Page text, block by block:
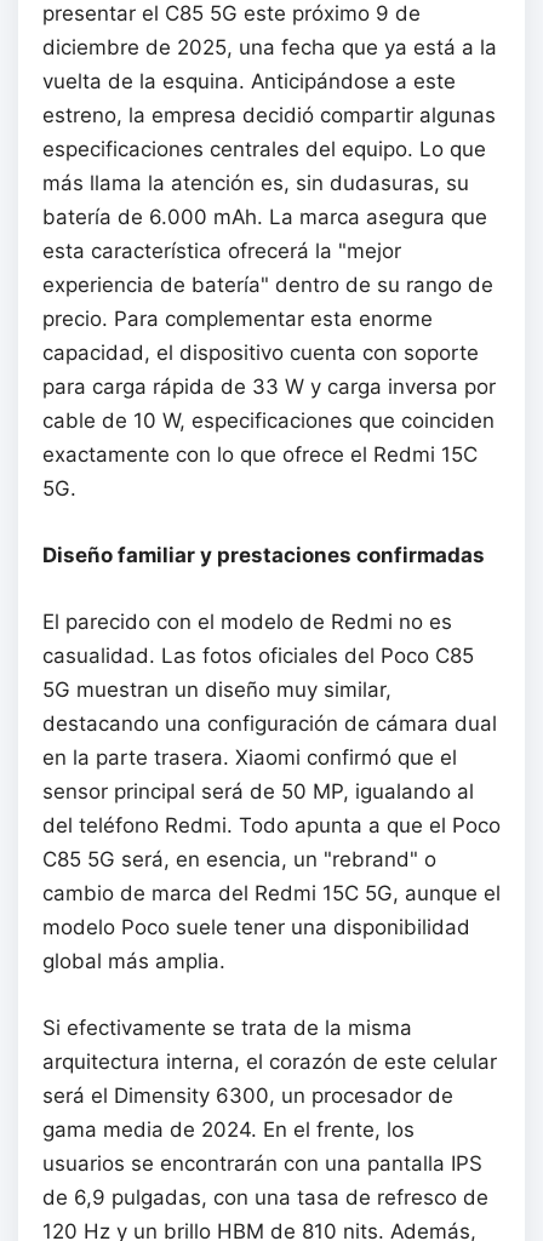
presentar el C85 5G este próximo 9 de
diciembre de 2025, una fecha que ya está a la
vuelta de la esquina. Anticipándose a este
estreno, la empresa decidió compartir algunas
especificaciones centrales del equipo. Lo que
más llama la atención es, sin dudasuras, su
batería de 6.000 mAh. La marca asegura que
esta característica ofrecerá la "mejor
experiencia de batería" dentro de su rango de
precio. Para complementar esta enorme
capacidad, el dispositivo cuenta con soporte
para carga rápida de 33 W y carga inversa por
cable de 10 W, especificaciones que coinciden
exactamente con lo que ofrece el Redmi 15C
5G.
Diseño familiar y prestaciones confirmadas
El parecido con el modelo de Redmi no es
casualidad. Las fotos oficiales del Poco C85
5G muestran un diseño muy similar,
destacando una configuración de cámara dual
en la parte trasera. Xiaomi confirmó que el
sensor principal será de 50 MP, igualando al
del teléfono Redmi. Todo apunta a que el Poco
C85 5G será, en esencia, un "rebrand" o
cambio de marca del Redmi 15C 5G, aunque el
modelo Poco suele tener una disponibilidad
global más amplia.
Si efectivamente se trata de la misma
arquitectura interna, el corazón de este celular
será el Dimensity 6300, un procesador de
gama media de 2024. En el frente, los
usuarios se encontrarán con una pantalla IPS
de 6,9 pulgadas, con una tasa de refresco de
120 Hz y un brillo HBM de 810 nits. Además,